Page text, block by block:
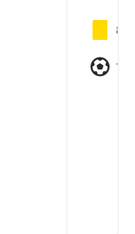
81
12,